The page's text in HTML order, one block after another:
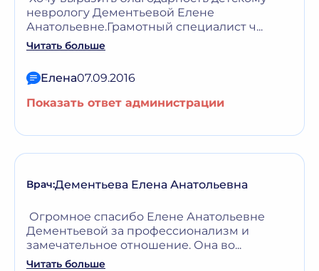
неврологу Дементьевой Елене
Анатольевне.Грамотный специалист ч...
Читать больше
Елена07.09.2016
Показать ответ администрации
Врач:Дементьева Елена Анатольевна
Огромное спасибо Елене Анатольевне
Дементьевой за профессионализм и
замечательное отношение. Она во...
Читать больше